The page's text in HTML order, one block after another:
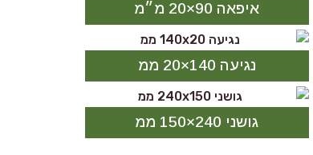
איפאה 90×20 מ״מ
נגיעה 140×20 ממ
גושני 240×150 ממ